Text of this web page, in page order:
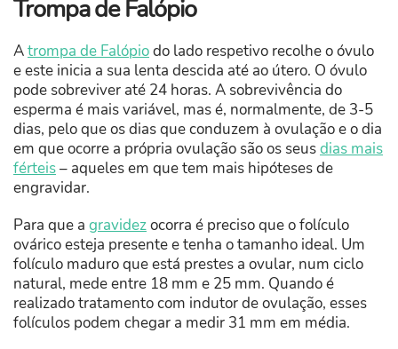
Trompa de Falópio
Atrompa de Falópiodo lado respetivo recolhe o óvulo
e este inicia a sua lenta descida até ao útero. O óvulo
pode sobreviver até 24 horas. A sobrevivência do
esperma é mais variável, mas é, normalmente, de 3-5
dias, pelo que os dias que conduzem à ovulação e o dia
em que ocorre a própria ovulação são os seusdias mais
férteis– aqueles em que tem mais hipóteses de
engravidar.
Para que a gravidezocorra é preciso que o folículo
ovárico esteja presente e tenha o tamanho ideal. Um
folículo maduro que está prestes a ovular, num ciclo
natural, mede entre 18 mm e 25 mm. Quando é
realizado tratamento com indutor de ovulação, esses
folículos podem chegar a medir 31 mm em média.